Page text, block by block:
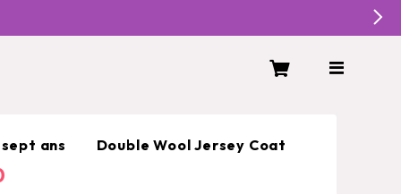
ans Double Wool Jersey Coat